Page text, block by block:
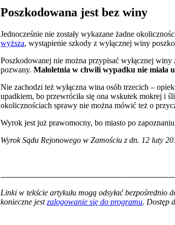
Poszkodowana jest bez winy
Jednocześnie nie zostały wykazane żadne
wyższa, wystąpienie szkody z wyłącznej winy
Poszkodowanej nie można przypisać wyłącznej winy
pozwany. Małoletnia w chwili wypadku nie miała
Nie zachodzi też wyłączna wina osób trzecich –
upadkiem, bo przewróciła się ona wskutek mokrej i
okolicznościach sprawy nie można mówić też o
Wyrok jest już prawomocny, bo miasto po
Wyrok Sądu Rejonowego w Zamościu z dn. 12 luty
Linki w tekście artykułu mogą odsyłać bezpośrednio
konieczne jestzalogowanie się do programu. Dostęp